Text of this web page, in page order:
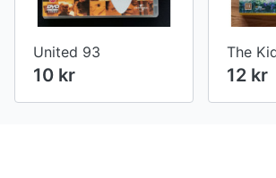
United 93
10 kr 12 kr